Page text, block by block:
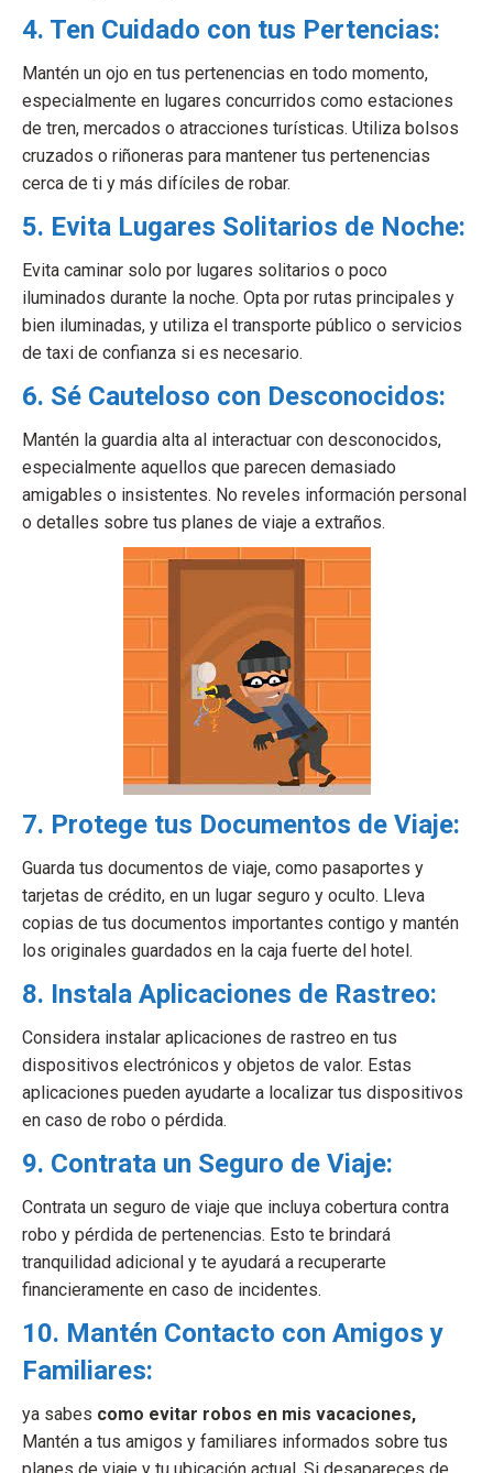
4. Ten Cuidado con tus Pertencias:
Mantén un ojo en tus pertenencias en todo momento,
especialmente en lugares concurridos como estaciones
de tren, mercados o atracciones turísticas. Utiliza bolsos
cruzados o riñoneras para mantener tus pertenencias
cerca de ti y más difíciles de robar.
5. Evita Lugares Solitarios de Noche:
Evita caminar solo por lugares solitarios o poco
iluminados durante la noche. Opta por rutas principales y
bien iluminadas, y utiliza el transporte público o servicios
de taxi de confianza si es necesario.
6. Sé Cauteloso con Desconocidos:
Mantén la guardia alta al interactuar con desconocidos,
especialmente aquellos que parecen demasiado
amigables o insistentes. No reveles información personal
o detalles sobre tus planes de viaje a extraños.
7. Protege tus Documentos de Viaje:
Guarda tus documentos de viaje, como pasaportes y
tarjetas de crédito, en un lugar seguro y oculto. Lleva
copias de tus documentos importantes contigo y mantén
los originales guardados en la caja fuerte del hotel.
8. Instala Aplicaciones de Rastreo:
Considera instalar aplicaciones de rastreo en tus
dispositivos electrónicos y objetos de valor. Estas
aplicaciones pueden ayudarte a localizar tus dispositivos
en caso de robo o pérdida.
9. Contrata un Seguro de Viaje:
Contrata un seguro de viaje que incluya cobertura contra
robo y pérdida de pertenencias. Esto te brindará
tranquilidad adicional y te ayudará a recuperarte
financieramente en caso de incidentes.
10. Mantén Contacto con Amigos y
Familiares:
ya sabes como evitar robos en mis vacaciones,
Mantén a tus amigos y familiares informados sobre tus